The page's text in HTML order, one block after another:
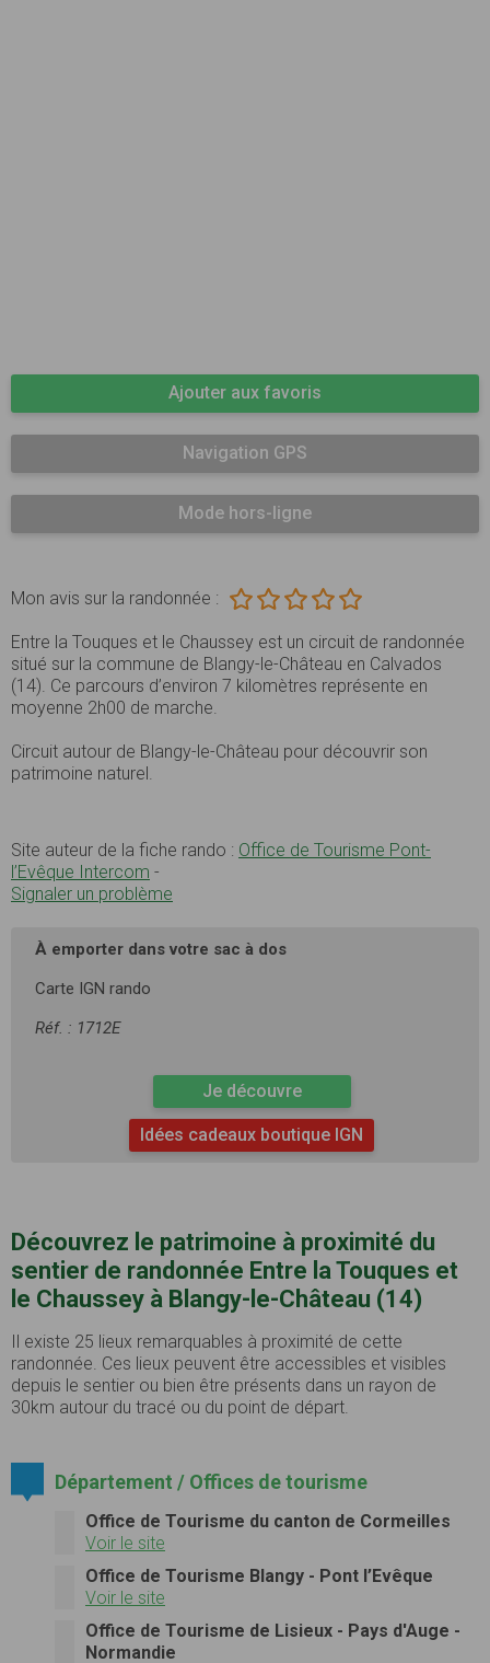
Ajouter aux favoris
Navigation GPS
Mode hors-ligne
Mon avis sur la randonnée :
Entre la Touques et le Chaussey est un circuit de randonnée
situé sur la commune de Blangy-le-Château en Calvados
(14). Ce parcours d’environ 7 kilomètres représente en
moyenne 2h00 de marche.
Circuit autour de Blangy-le-Château pour découvrir son
patrimoine naturel.
Site auteur de la fiche rando : Office de Tourisme Pont-
l’Evêque Intercom -
Signaler un problème
À emporter dans votre sac à dos
Carte IGN rando
Réf. : 1712E
Je découvre
Idées cadeaux boutique IGN
Découvrez le patrimoine à proximité du
sentier de randonnée Entre la Touques et
le Chaussey à Blangy-le-Château (14)
Il existe 25 lieux remarquables à proximité de cette
randonnée. Ces lieux peuvent être accessibles et visibles
depuis le sentier ou bien être présents dans un rayon de
30km autour du tracé ou du point de départ.
Département / Offices de tourisme
Office de Tourisme du canton de Cormeilles
Voir le site
Office de Tourisme Blangy - Pont l’Evêque
Voir le site
Office de Tourisme de Lisieux - Pays d'Auge -
Normandie